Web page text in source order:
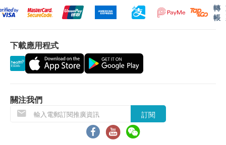
於2018年設立佔地逾30,000呎的化驗室，尖端儀器及
現時，時代醫療集團在體檢及化驗兩大範疇均享負盛
名，更為基因技術研發的翹楚，多年來曾服務多達20萬
其應用於醫療診斷，成就個人化的健康方案，與客戶攜
手步進醫療新時代。
月內 (由確認付款日期起計) 接受有關服務，逾期作廢。
此項交易必須經醫生評估是否適合進行疫苗註射。如醫
用退回
（不包括新冠疫苗相關計劃）
疫苗註射均由註冊醫生/醫護人員負責註射程序。
使用長者醫療券
康網購，以便我們為您做出相應的安排。
免責聲明：
所有健康檢查/服務並非作為醫務診斷或治療用途。當閣
下身體健康出現任何疾病徵兆時，應立即諮詢有認可資
轉
帳
下載應用程式
關注我們
訂閱